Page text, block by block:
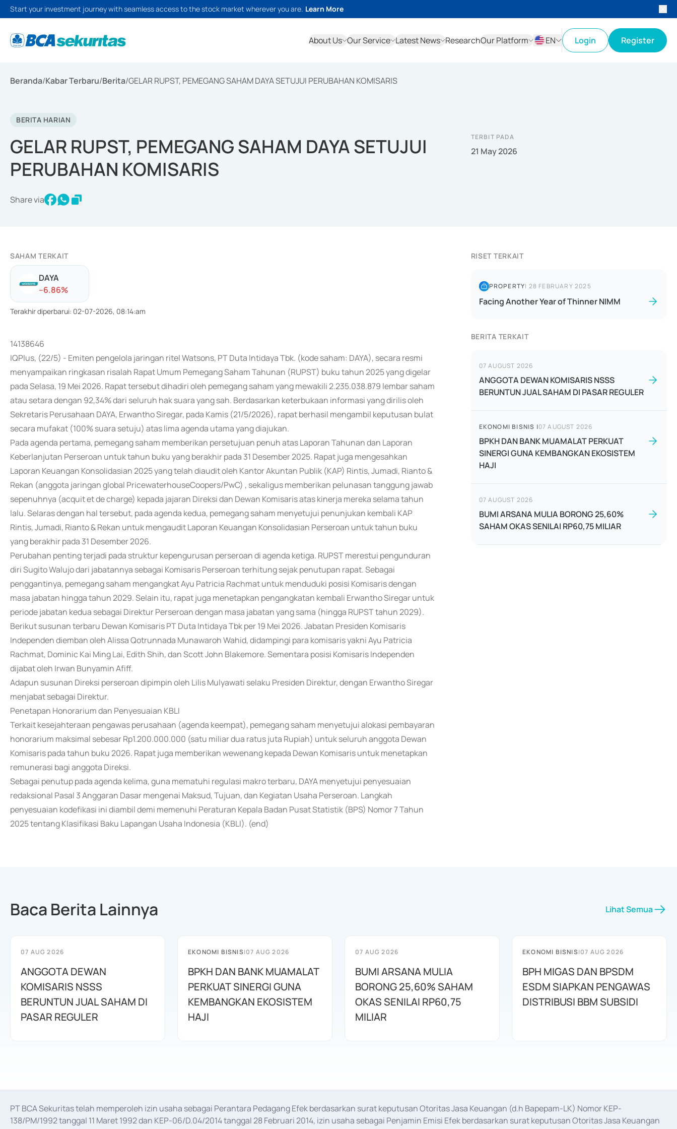
Start your investment journey with seamless access to the stock market wherever you are. Learn More
About Us Our Service Latest News ResearchOur Platform
EN
Login Register
Beranda/Kabar Terbaru/Berita/GELAR RUPST, PEMEGANG SAHAM DAYA SETUJUI PERUBAHAN KOMISARIS
BERITA HARIAN
GELAR RUPST, PEMEGANG SAHAM DAYA SETUJUI
PERUBAHAN KOMISARIS
Share via
TERBIT PADA
21 May 2026
SAHAM TERKAIT
DAYA
--6.86%
Terakhir diperbarui: 02-07-2026, 08:14:am
14138646
IQPlus, (22/5) - Emiten pengelola jaringan ritel Watsons, PT Duta Intidaya Tbk. (kode saham: DAYA), secara resmi
menyampaikan ringkasan risalah Rapat Umum Pemegang Saham Tahunan (RUPST) buku tahun 2025 yang digelar
pada Selasa, 19 Mei 2026. Rapat tersebut dihadiri oleh pemegang saham yang mewakili 2.235.038.879 lembar saham
atau setara dengan 92,34% dari seluruh hak suara yang sah. Berdasarkan keterbukaan informasi yang dirilis oleh
Sekretaris Perusahaan DAYA, Erwantho Siregar, pada Kamis (21/5/2026), rapat berhasil mengambil keputusan bulat
secara mufakat (100% suara setuju) atas lima agenda utama yang diajukan.
Pada agenda pertama, pemegang saham memberikan persetujuan penuh atas Laporan Tahunan dan Laporan
Keberlanjutan Perseroan untuk tahun buku yang berakhir pada 31 Desember 2025. Rapat juga mengesahkan
Laporan Keuangan Konsolidasian 2025 yang telah diaudit oleh Kantor Akuntan Publik (KAP) Rintis, Jumadi, Rianto &
Rekan (anggota jaringan global PricewaterhouseCoopers/PwC) , sekaligus memberikan pelunasan tanggung jawab
sepenuhnya (acquit et de charge) kepada jajaran Direksi dan Dewan Komisaris atas kinerja mereka selama tahun
lalu. Selaras dengan hal tersebut, pada agenda kedua, pemegang saham menyetujui penunjukan kembali KAP
Rintis, Jumadi, Rianto & Rekan untuk mengaudit Laporan Keuangan Konsolidasian Perseroan untuk tahun buku
yang berakhir pada 31 Desember 2026.
Perubahan penting terjadi pada struktur kepengurusan perseroan di agenda ketiga. RUPST merestui pengunduran
diri Sugito Walujo dari jabatannya sebagai Komisaris Perseroan terhitung sejak penutupan rapat. Sebagai
penggantinya, pemegang saham mengangkat Ayu Patricia Rachmat untuk menduduki posisi Komisaris dengan
masa jabatan hingga tahun 2029. Selain itu, rapat juga menetapkan pengangkatan kembali Erwantho Siregar untuk
periode jabatan kedua sebagai Direktur Perseroan dengan masa jabatan yang sama (hingga RUPST tahun 2029).
Berikut susunan terbaru Dewan Komisaris PT Duta Intidaya Tbk per 19 Mei 2026. Jabatan Presiden Komisaris
Independen diemban oleh Alissa Qotrunnada Munawaroh Wahid, didampingi para komisaris yakni Ayu Patricia
Rachmat, Dominic Kai Ming Lai, Edith Shih, dan Scott John Blakemore. Sementara posisi Komisaris Independen
dijabat oleh Irwan Bunyamin Afiff.
Adapun susunan Direksi perseroan dipimpin oleh Lilis Mulyawati selaku Presiden Direktur, dengan Erwantho Siregar
menjabat sebagai Direktur.
Penetapan Honorarium dan Penyesuaian KBLI
Terkait kesejahteraan pengawas perusahaan (agenda keempat), pemegang saham menyetujui alokasi pembayaran
honorarium maksimal sebesar Rp1.200.000.000 (satu miliar dua ratus juta Rupiah) untuk seluruh anggota Dewan
Komisaris pada tahun buku 2026. Rapat juga memberikan wewenang kepada Dewan Komisaris untuk menetapkan
remunerasi bagi anggota Direksi.
Sebagai penutup pada agenda kelima, guna mematuhi regulasi makro terbaru, DAYA menyetujui penyesuaian
redaksional Pasal 3 Anggaran Dasar mengenai Maksud, Tujuan, dan Kegiatan Usaha Perseroan. Langkah
penyesuaian kodefikasi ini diambil demi memenuhi Peraturan Kepala Badan Pusat Statistik (BPS) Nomor 7 Tahun
2025 tentang Klasifikasi Baku Lapangan Usaha Indonesia (KBLI). (end)
RISET TERKAIT
PROPERTY| 28 FEBRUARY 2025
Facing Another Year of Thinner NIMM
BERITA TERKAIT
07 AUGUST 2026
ANGGOTA DEWAN KOMISARIS NSSS
BERUNTUN JUAL SAHAM DI PASAR REGULER
EKONOMI BISNIS |07 AUGUST 2026
BPKH DAN BANK MUAMALAT PERKUAT
SINERGI GUNA KEMBANGKAN EKOSISTEM
HAJI
07 AUGUST 2026
BUMI ARSANA MULIA BORONG 25,60%
SAHAM OKAS SENILAI RP60,75 MILIAR
Baca Berita Lainnya Lihat Semua
07 AUG 2026
ANGGOTA DEWAN
KOMISARIS NSSS
BERUNTUN JUAL SAHAM DI
PASAR REGULER
EKONOMI BISNIS|07 AUG 2026
BPKH DAN BANK MUAMALAT
PERKUAT SINERGI GUNA
KEMBANGKAN EKOSISTEM
HAJI
07 AUG 2026
BUMI ARSANA MULIA
BORONG 25,60% SAHAM
OKAS SENILAI RP60,75
MILIAR
EKONOMI BISNIS|07 AUG 2026
BPH MIGAS DAN BPSDM
ESDM SIAPKAN PENGAWAS
DISTRIBUSI BBM SUBSIDI
PT BCA Sekuritas telah memperoleh izin usaha sebagai Perantara Pedagang Efek berdasarkan surat keputusan Otoritas Jasa Keuangan (d.h Bapepam-LK) Nomor KEP-
138/PM/1992 tanggal 11 Maret 1992 dan KEP-06/D.04/2014 tanggal 28 Februari 2014, izin usaha sebagai Penjamin Emisi Efek berdasarkan surat keputusan Otoritas Jasa Keuangan